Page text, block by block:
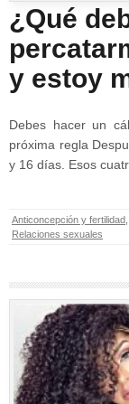
¿Qué
y estoy
Debes hacer un
próxima regla
y 16 días. Esos
Anticoncepción y fertilidad
Relaciones sexuales